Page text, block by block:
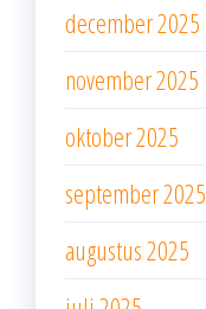
december 2025
november 2025
oktober 2025
september 2025
augustus 2025